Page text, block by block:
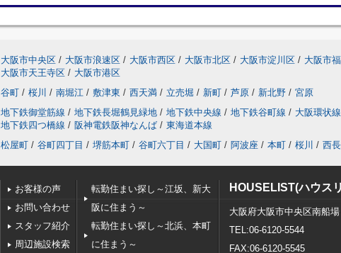
大阪市中央区 / 大阪市浪速区 / 大阪市西区 / 大阪市北区 / 大阪市淀川区 / 大阪市
大阪市天王寺区 / 大阪市港区
谷町 / 桜川 / 南堀江 / 敷津東 / 西天満 / 立売堀 / 新町 / 芦原 / 新北野 / 宮原
地下鉄御堂筋線 / 地下鉄長堀鶴見緑地 / 地下鉄中央線 / 地下鉄谷町線 / 大阪環状線
地下鉄四つ橋線 / 阪神電鉄阪神なんば / 東海道本線
松屋町 / 谷町四丁目 / 堺筋本町 / 谷町六丁目 / 大国町 / 阿波座 / 本町 / 桜川 / 西
お客様の声
お問い合わせ
スタッフ紹介
周辺施設検索
転勤住まい探し～江坂、新大
阪に住まう～
転勤住まい探し～北浜、本町
に住まう～
HOUSELIST(ハウス
大阪府大阪市中央区南船
TEL:06-6120-5544
FAX:06-6120-5545